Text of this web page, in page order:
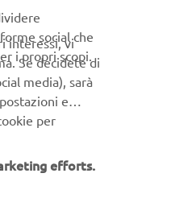
la nostra Informativa sulla
trattiamo i tuoi dati personali:
social che
i propri scopi.
interessi, vi
Se decidete di
media), sarà
e
per
efforts.